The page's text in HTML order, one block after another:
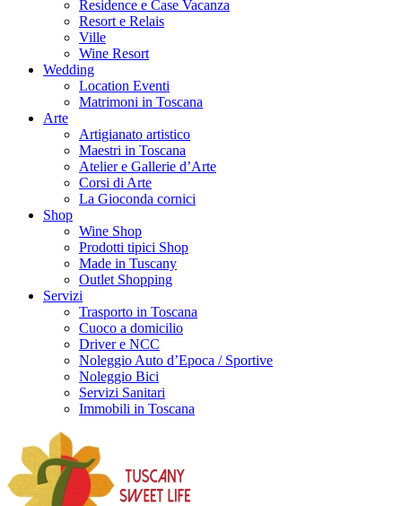
Residence e Case Vacanza
Resort e Relais
Ville
Wine Resort
Wedding
Location Eventi
Matrimoni in Toscana
Arte
Artigianato artistico
Maestri in Toscana
Atelier e Gallerie d’Arte
Corsi di Arte
La Gioconda cornici
Shop
Wine Shop
Prodotti tipici Shop
Made in Tuscany
Outlet Shopping
Servizi
Trasporto in Toscana
Cuoco a domicilio
Driver e NCC
Noleggio Auto d’Epoca / Sportive
Noleggio Bici
Servizi Sanitari
Immobili in Toscana